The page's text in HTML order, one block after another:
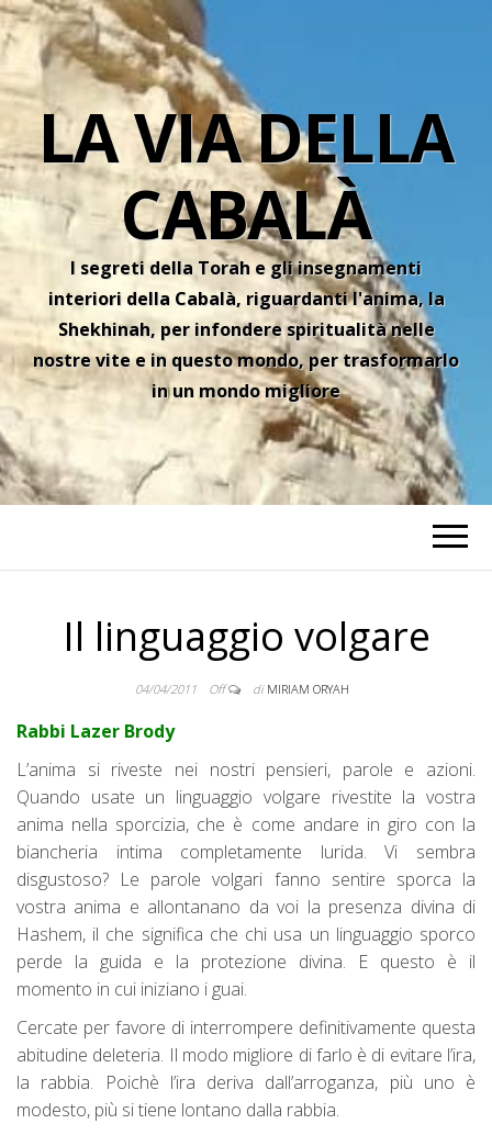
LA VIA DELLA
CABALÀ
I segreti della Torah e gli insegnamenti
interiori della Cabalà, riguardanti l'anima, la
Shekhinah, per infondere spiritualità nelle
nostre vite e in questo mondo, per trasformarlo
in un mondo migliore
Il linguaggio volgare
04/04/2011 Off di MIRIAM ORYAH
Rabbi Lazer Brody
L’anima si riveste nei nostri pensieri, parole e azioni.
Quando usate un linguaggio volgare rivestite la vostra
anima nella sporcizia, che è come andare in giro con la
biancheria intima completamente lurida. Vi sembra
disgustoso? Le parole volgari fanno sentire sporca la
vostra anima e allontanano da voi la presenza divina di
Hashem, il che significa che chi usa un linguaggio sporco
perde la guida e la protezione divina. E questo è il
momento in cui iniziano i guai.
Cercate per favore di interrompere definitivamente questa
abitudine deleteria. Il modo migliore di farlo è di evitare l’ira,
la rabbia. Poichè l’ira deriva dall’arroganza, più uno è
modesto, più si tiene lontano dalla rabbia.